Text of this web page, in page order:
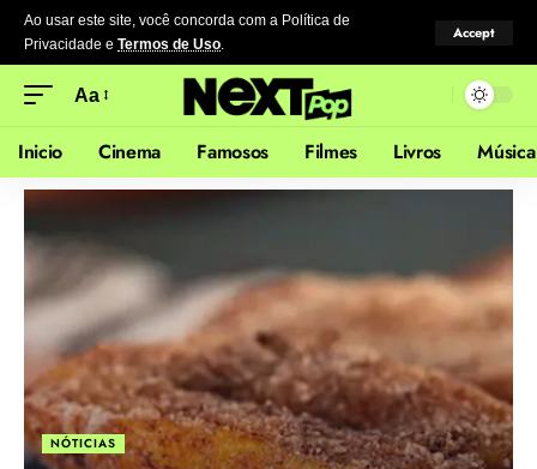
Ao usar este site, você concorda com a Política de
Privacidade e Termos de Uso.
Accept
Aa
Inicio Cinema Famosos Filmes Livros Música
NÓTICIAS